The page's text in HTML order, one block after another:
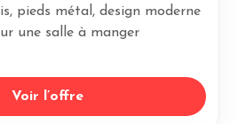
pieds métal, design moderne
une salle à manger
Voir l’offre